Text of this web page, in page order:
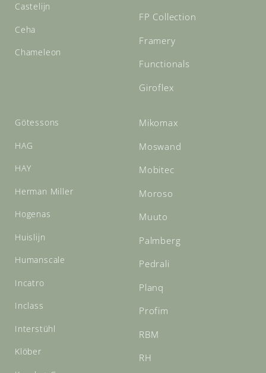
Castelijn
Ceha
Chameleon
FP Collection
Framery
Functionals
Giroflex
Götessons
HAG
HAY
Herman Miller
Hogenas
Huislijn
Humanscale
Incatro
Inclass
Interstühl
Klöber
Mikomax
Moswand
Mobitec
Moroso
Muuto
Palmberg
Pedrali
Planq
Profim
RBM
RH